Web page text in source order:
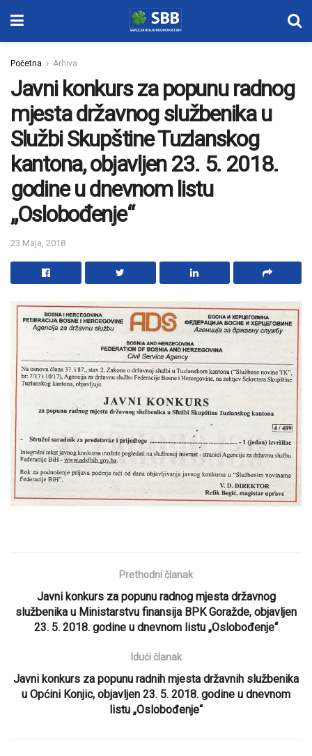
Početna Arhiva
Javni konkurs za popunu radnog
mjesta državnog službenika u
Službi Skupštine Tuzlanskog
kantona, objavljen 23. 5. 2018.
godine u dnevnom listu
„Oslobođenje“
23 Maja, 2018
Prethodni članak
Javni konkurs za popunu radnog mjesta državnog
službenika u Ministarstvu finansija BPK Goražde, objavljen
23. 5. 2018. godine u dnevnom listu „Oslobođenje“
Idući članak
Javni konkurs za popunu radnih mjesta državnih službenika
u Općini Konjic, objavljen 23. 5. 2018. godine u dnevnom
listu „Oslobođenje“